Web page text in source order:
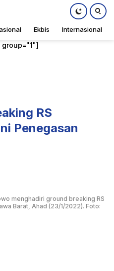
Ekbis Internasional
RS
Penegasan
menghadiri ground breaking RS
Barat, Ahad (23/1/2022). Foto: